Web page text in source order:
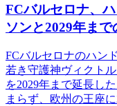
FCバルセロナ、
ソンと2029年ま
FCバルセロナのハン
若き守護神ヴィクト
を2029年まで延長し
まらず、欧州の王座